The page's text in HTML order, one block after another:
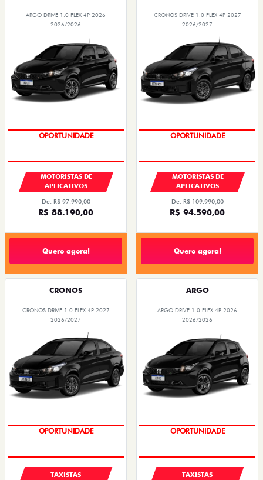
ARGO DRIVE 1.0 FLEX 4P 2026
2026/2026
OPORTUNIDADE
MOTORISTAS DE
APLICATIVOS
De: R$ 97.990,00
R$ 88.190,00
Quero agora!
CRONOS DRIVE 1.0 FLEX 4P 2027
2026/2027
OPORTUNIDADE
MOTORISTAS DE
APLICATIVOS
De: R$ 109.990,00
R$ 94.590,00
Quero agora!
CRONOS
CRONOS DRIVE 1.0 FLEX 4P 2027
2026/2027
OPORTUNIDADE
TAXISTAS
ARGO
ARGO DRIVE 1.0 FLEX 4P 2026
2026/2026
OPORTUNIDADE
TAXISTAS